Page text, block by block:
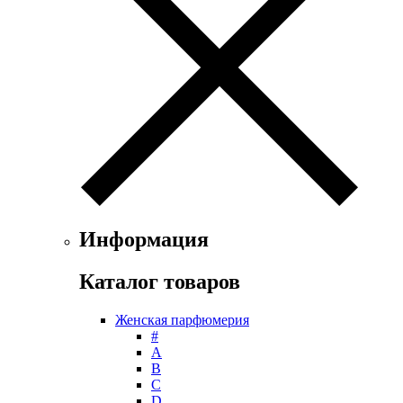
Gian Marco Venturi
Gianfranco Ferre
Giorgio Armani
Givenchy
Guy Laroche
Helena Rubinstein
Histoires de Parfums
Информация
Каталог товаров
Женская парфюмерия
#
А
B
C